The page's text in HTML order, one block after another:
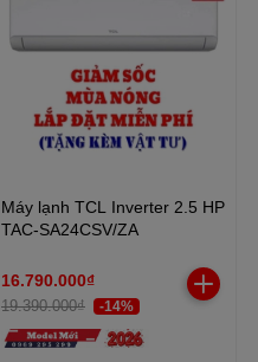
Máy lạnh TCL Inverter 2.5 HP
TAC-SA24CSV/ZA
16.790.000₫
19.390.000₫ -14%